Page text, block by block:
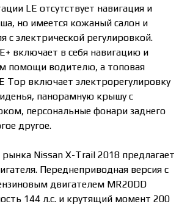
LE отсутствует навигация и
но имеется кожаный салон и
с электрической регулировкой.
включает в себя навигацию и
помощи водителю, а топовая
Top включает электрорегулировку
панорамную крышу с
персональные фонари заднего
другое.
рынка Nissan X-Trail 2018 предлагает
Переднеприводная версия с
двигателем MR20DD
144 л.с. и крутящий момент 200